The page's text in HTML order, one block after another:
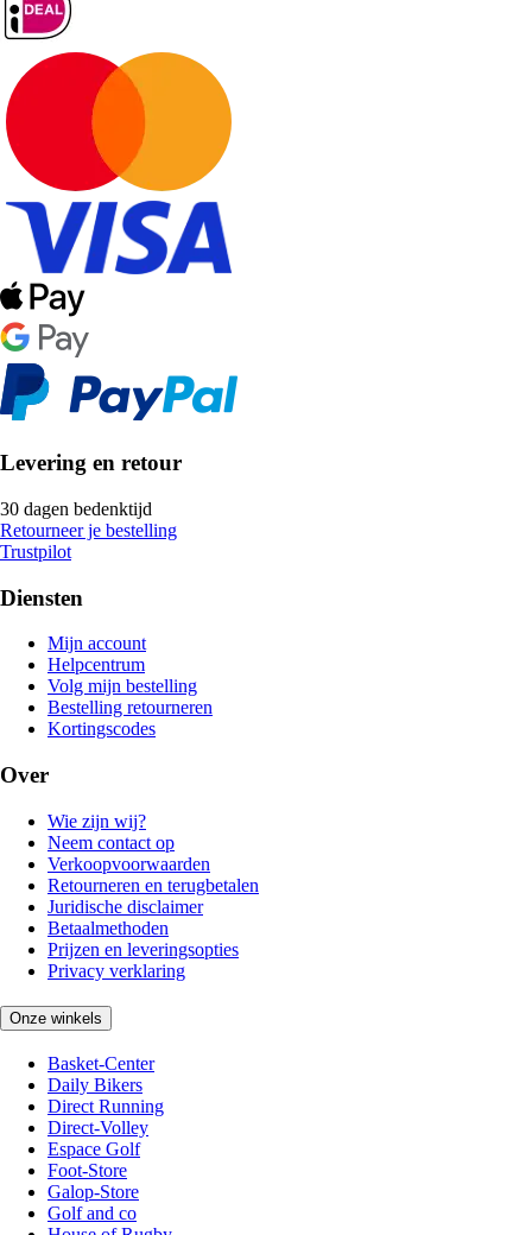
Levering en retour
30 dagen bedenktijd
Retourneer je bestelling
Trustpilot
Diensten
Mijn account
Helpcentrum
Volg mijn bestelling
Bestelling retourneren
Kortingscodes
Over
Wie zijn wij?
Neem contact op
Verkoopvoorwaarden
Retourneren en terugbetalen
Juridische disclaimer
Betaalmethoden
Prijzen en leveringsopties
Privacy verklaring
Onze winkels
Basket-Center
Daily Bikers
Direct Running
Direct-Volley
Espace Golf
Foot-Store
Galop-Store
Golf and co